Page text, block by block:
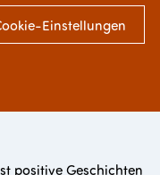
Einstellungen
positive Geschichten